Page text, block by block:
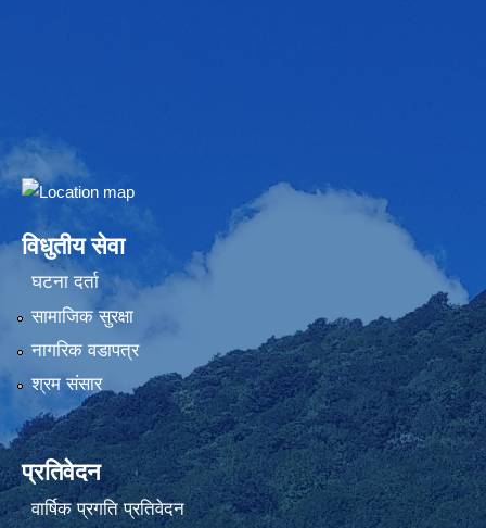
Embed Google Map
विधुतीय सेवा
घटना दर्ता
सामाजिक सुरक्षा
नागरिक वडापत्र
श्रम संसार
प्रतिवेदन
वार्षिक प्रगति प्रतिवेदन